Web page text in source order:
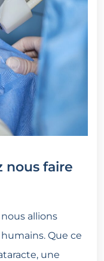
nous faire
nous allions
Que ce
une